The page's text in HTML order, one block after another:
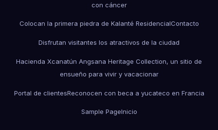
con cáncer
Colocan la primera piedra de Kalanté ResidencialContacto
Disfrutan visitantes los atractivos de la ciudad
Hacienda Xcanatún Angsana Heritage Collection, un sitio de
ensueño para vivir y vacacionar
Portal de clientesReconocen con beca a yucateco en Francia
Sample PageInicio